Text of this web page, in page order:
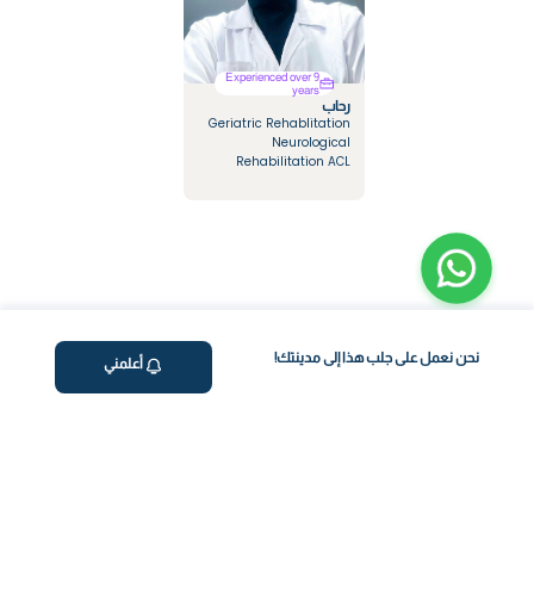
نحن نعمل على جلب هذا إلى مدينتك! أعلمني
Experienced over 9
years
رحاب
Geriatric Rehablitation
Neurological
Rehabilitation ACL